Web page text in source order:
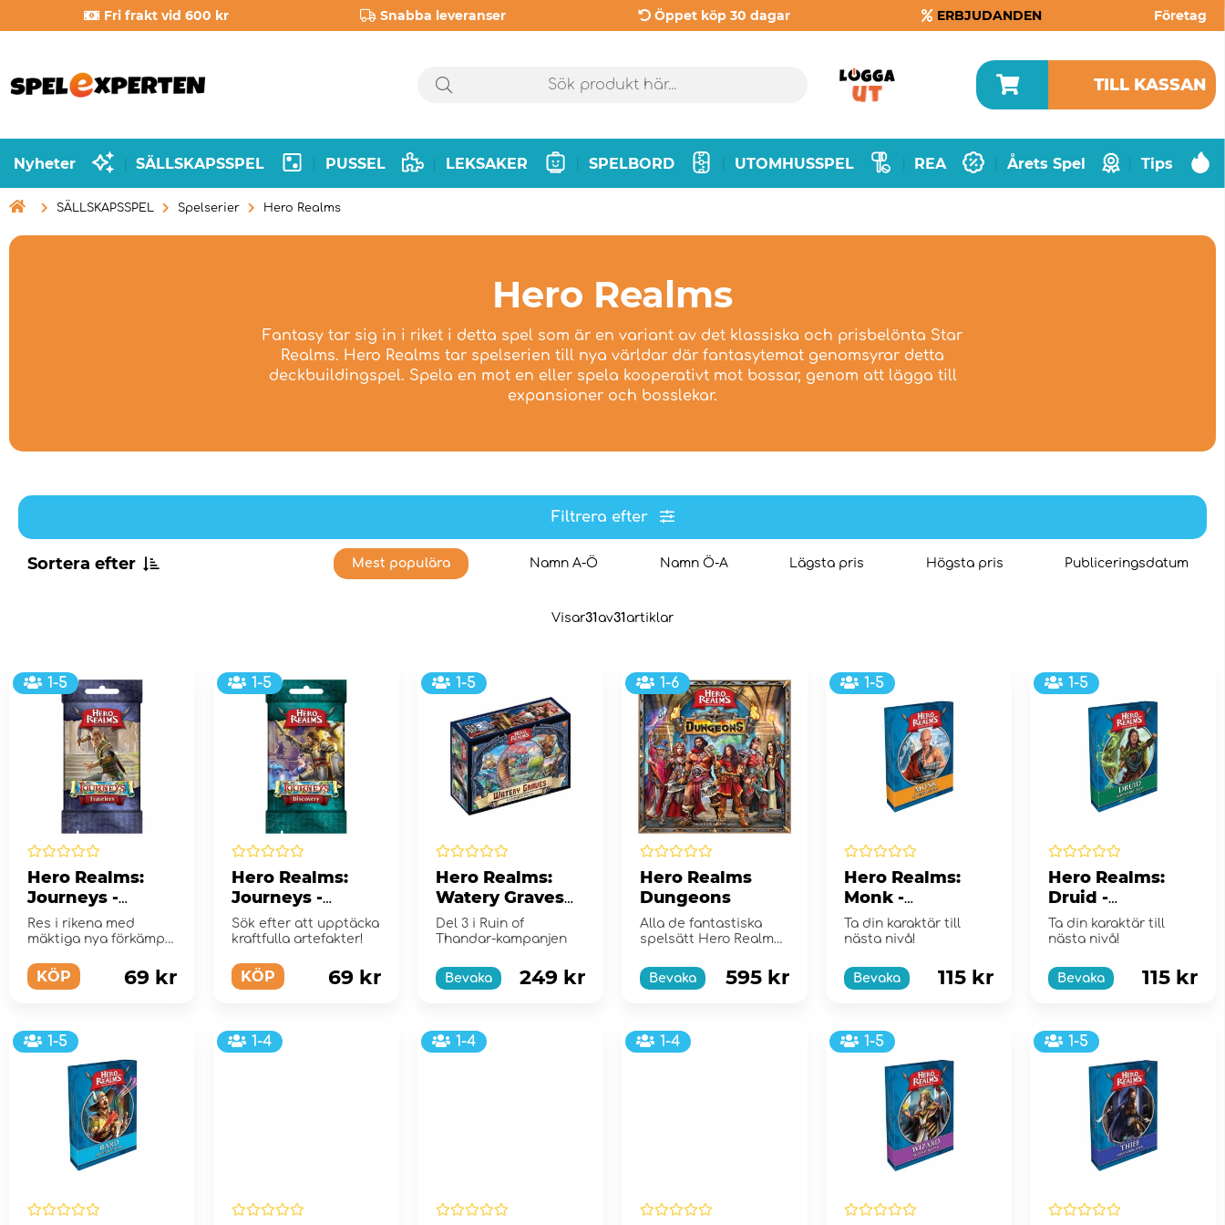
Fri frakt vid 600 kr Snabba leveranser Öppet köp 30 dagar ERBJUDANDEN Företag
TILL KASSAN
Nyheter SÄLLSKAPSSPEL PUSSEL LEKSAKER SPELBORD UTOMHUSSPEL REA Årets Spel Tips
 SÄLLSKAPSSPEL Spelserier Hero Realms
Hero Realms
Fantasy tar sig in i riket i detta spel som är en variant av det klassiska och prisbelönta Star
Realms. Hero Realms tar spelserien till nya världar där fantasytemat genomsyrar detta
deckbuildingspel. Spela en mot en eller spela kooperativt mot bossar, genom att lägga till
expansioner och bosslekar.
Filtrera efter
Sortera efter Mest populära Namn A-Ö Namn Ö-A Lägsta pris Högsta pris Publiceringsdatum
Visar31 av31 artiklar
1-5
Hero Realms:
Journeys -
Travelers (Exp.)
Res i rikena med
mäktiga nya förkämpe
handlingar!
KÖP 69 kr
1-5
Hero Realms:
Journeys -
Discovery (Exp.)
Sök efter att upptäcka
kraftfulla artefakter!
KÖP 69 kr
1-5
Hero Realms:
Watery Graves
Campaign Deck
(Exp.)
Del 3 i Ruin of
Thandar-kampanjen
Bevaka 249 kr
1-6
Hero Realms
Dungeons
Alla de fantastiska
spelsätt Hero Realm
packat i en enda låda!
Bevaka 595 kr
1-5
Hero Realms:
Monk -
Adventure Deck
(Exp.)
Ta din karaktär till
nästa nivå!
Bevaka 115 kr
1-5
Hero Realms:
Druid -
Adventure Deck
(Exp.)
Ta din karaktär till
nästa nivå!
Bevaka 115 kr
1-5 1-4 1-4 1-4 1-5 1-5